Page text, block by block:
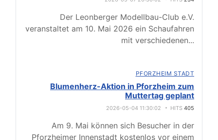
Der Leonberger Modellbau-Club e.V.
veranstaltet am 10. Mai 2026 ein Schaufahren
mit verschiedenen...
PFORZHEIM STADT
Blumenherz-Aktion in Pforzheim zum
Muttertag geplant
2026-05-04 11:30:02 HITS 405
Am 9. Mai können sich Besucher in der
Pforzheimer Innenstadt kostenlos vor einem